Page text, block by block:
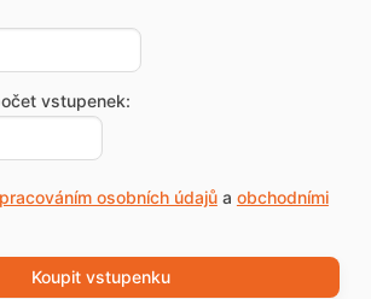
vstupenek:
osobních údajůa obchodními
Koupit vstupenku